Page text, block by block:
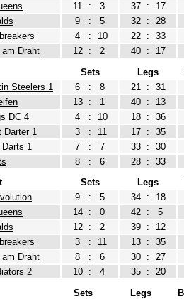
11 : 3 37 : 17
9 : 5 32 : 28
4 : 10 22 : 33
am Draht 12 : 2 40 : 17
Sets Legs
Steelers 1 6 : 8 21 : 31
13 : 1 40 : 13
DC 4 4 : 10 18 : 36
Darter 1 3 : 11 17 : 35
1 7 : 7 33 : 30
8 : 6 28 : 33
Sets Legs
9 : 5 34 : 18
14 : 0 42 : 5
12 : 2 39 : 12
3 : 11 13 : 35
am Draht 8 : 6 30 : 27
2 10 : 4 35 : 20
Sets Legs